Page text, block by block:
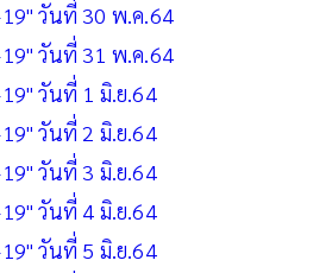
19" วันที่ 30 พ.ค.64
19" วันที่ 31 พ.ค.64
19" วันที่ 1 มิ.ย.64
19" วันที่ 2 มิ.ย.64
19" วันที่ 3 มิ.ย.64
19" วันที่ 4 มิ.ย.64
19" วันที่ 5 มิ.ย.64